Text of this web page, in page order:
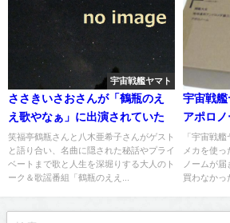
宇宙戦艦ヤマト
ささきいさおさんが「鶴瓶のえ
え歌やなぁ」に出演されていた
笑福亭鶴瓶さんと八木亜希子さんがゲスト
と語り合い、名曲に隠された秘話やプライ
ベートまで歌と人生を深堀りする大人のト
ーク＆歌謡番組「鶴瓶のええ...
宇宙戦
アポロノ
「宇宙戦
メカを使
ノームが
買わなかっ